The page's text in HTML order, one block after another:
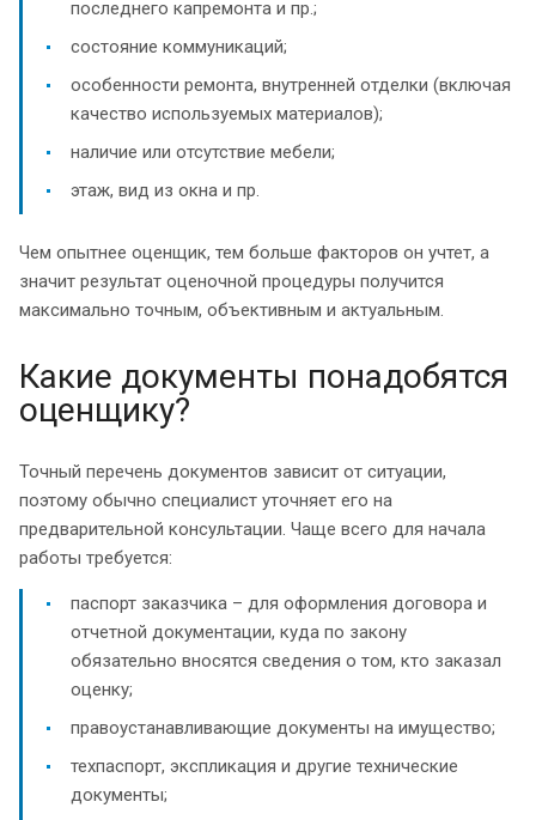
последнего капремонта и пр.;
состояние коммуникаций;
особенности ремонта, внутренней отделки (включая
качество используемых материалов);
наличие или отсутствие мебели;
этаж, вид из окна и пр.
Чем опытнее оценщик, тем больше факторов он учтет, а
значит результат оценочной процедуры получится
максимально точным, объективным и актуальным.
Какие документы понадобятся
оценщику?
Точный перечень документов зависит от ситуации,
поэтому обычно специалист уточняет его на
предварительной консультации. Чаще всего для начала
работы требуется:
паспорт заказчика – для оформления договора и
отчетной документации, куда по закону
обязательно вносятся сведения о том, кто заказал
оценку;
правоустанавливающие документы на имущество;
техпаспорт, экспликация и другие технические
документы;